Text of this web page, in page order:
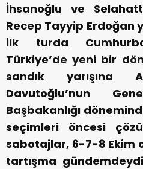
İhsanoğlu ve
Recep Tayyip Erdoğan
ilk turda
Türkiye’de yeni bir
sandık yarışına
Davutoğlu’nun
Başbakanlığı
seçimleri öncesi
sabotajlar, 6-7-8 Ekim
tartışma